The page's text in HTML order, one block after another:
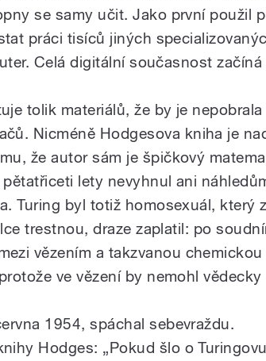
se samy učit. Jako první použil
práci tisíců jiných
Celá digitální současnost začíná
tolik materiálů, že by je nepobrala
Nicméně Hodgesova kniha je
že autor sám je špičkový
lety nevyhnul ani
Turing byl totiž homosexuál, který
trestnou, draze zaplatil: po
vězením a takzvanou chemickou
ve vězení by nemohl vědecky
1954, spáchal sebevraždu.
Hodges: „Pokud šlo o